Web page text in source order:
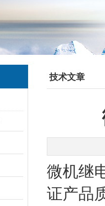
技术文章
微机继
证产品